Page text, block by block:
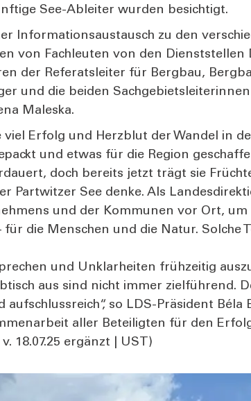
See-Ablei­ter wur­den besich­tigt.
Infor­ma­ti­ons­aus­tausch zu den
von Fach­leu­ten von den Dienst­stel­len
der Refe­rats­lei­ter für Berg­bau,
und die bei­den
Mal­eska.
viel Erfolg und Herz­blut der Wan­del in
und etwas für die Regi­on
doch bereits jetzt trägt sie
Part­wit­zer See den­ke. Als
und der Kom­mu­nen vor Ort, um
für die Men­schen und die Natur. Sol­che
und Unklar­hei­ten früh­zei­tig
aus sind nicht immer ziel­füh­rend.
so LDS-Prä­si­dent Béla
aller Betei­lig­ten für den
18.07.25 ergänzt | UST)